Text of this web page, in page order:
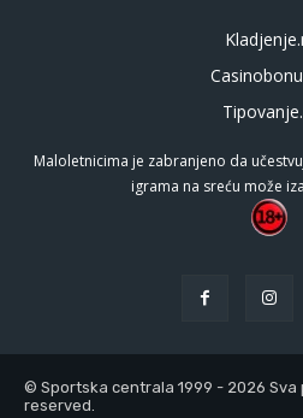
Maloletnicima je zabranjeno da
igrama na sreću može
© Sportska centrala 1999 - 2026
reserved.